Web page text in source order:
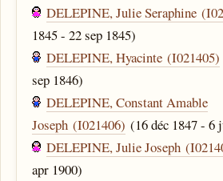
DELEPINE, Julie Seraphine
1845 - 22 sep 1845)
DELEPINE, Hyacinte (I021405)
sep 1846)
DELEPINE, Constant Amable
Joseph (I021406) (16 déc 1847 - 6
DELEPINE, Julie Joseph
apr 1900)